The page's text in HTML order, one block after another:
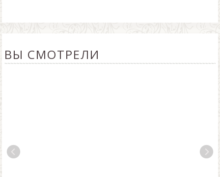
ВЫ СМОТРЕЛИ